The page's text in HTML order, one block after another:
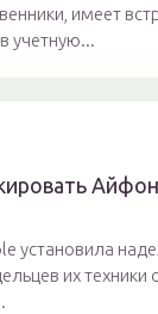
имеет
учетную...
установила
их